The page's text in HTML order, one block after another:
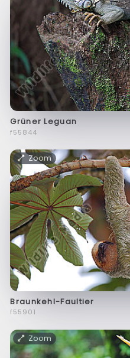
Grüner Leguan
f55844
Zoom
Braunkehl-Faultier
f55901
Zoom